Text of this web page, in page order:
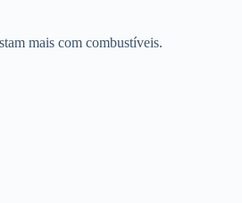
mais com combustíveis.